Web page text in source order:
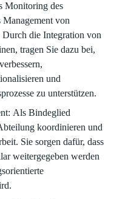
Monitoring des
von
Durch die Integration von
tragen Sie dazu bei,
und
zu unterstützen.
Als Bindeglied
koordinieren und
Sie sorgen dafür, dass
weitergegeben werden